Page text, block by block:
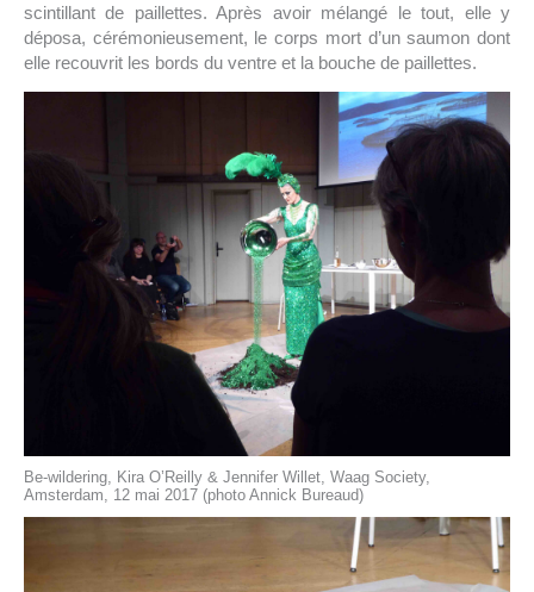
scintillant de paillettes. Après avoir mélangé le tout, elle y
déposa, cérémonieusement, le corps mort d’un saumon dont
elle recouvrit les bords du ventre et la bouche de paillettes.
Be-wildering, Kira O’Reilly & Jennifer Willet, Waag Society,
Amsterdam, 12 mai 2017 (photo Annick Bureaud)